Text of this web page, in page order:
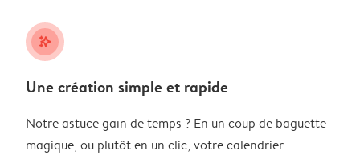
stars_plus
Une création simple et rapide
Notre astuce gain de temps ? En un coup de baguette
magique, ou plutôt en un clic, votre calendrier